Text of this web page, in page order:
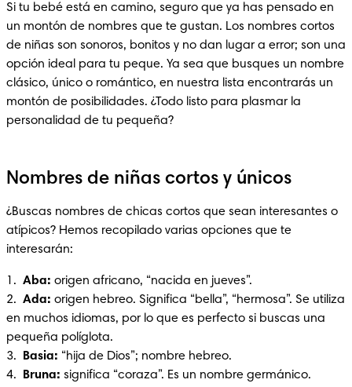
Si tu bebé está en camino, seguro que ya has pensado en
un montón de nombres que te gustan. Los nombres cortos
de niñas son sonoros, bonitos y no dan lugar a error; son una
opción ideal para tu peque. Ya sea que busques un nombre
clásico, único o romántico, en nuestra lista encontrarás un
montón de posibilidades. ¿Todo listo para plasmar la
personalidad de tu pequeña?
Nombres de niñas cortos y únicos
¿Buscas nombres de chicas cortos que sean interesantes o
atípicos? Hemos recopilado varias opciones que te
interesarán:
1. Aba: origen africano, “nacida en jueves”.
2. Ada: origen hebreo. Significa “bella”, “hermosa”. Se utiliza
en muchos idiomas, por lo que es perfecto si buscas una
pequeña políglota.
3.
Basia: “hija de Dios”; nombre hebreo.
4.
Bruna: significa “coraza”. Es un nombre germánico.